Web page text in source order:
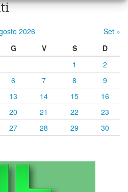
2026
Set »
G V S
D
1
2
6 7 8
9
13 14 15
16
20 21 22
23
27 28 29
30